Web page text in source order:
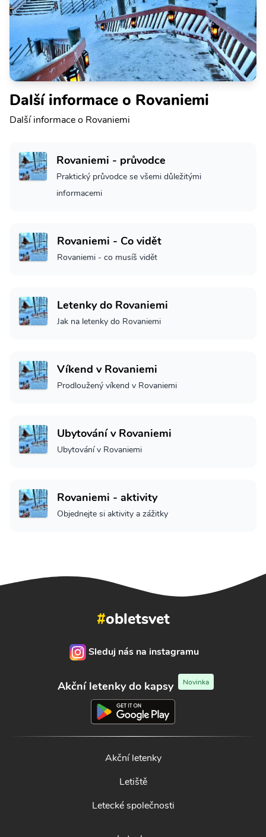
Další informace o Rovaniemi
Další informace o Rovaniemi
Rovaniemi - průvodce
Praktický průvodce se všemi důležitými
informacemi
Rovaniemi - Co vidět
Rovaniemi - co musíš vidět
Letenky do Rovaniemi
Jak na letenky do Rovaniemi
Víkend v Rovaniemi
Prodloužený víkend v Rovaniemi
Ubytování v Rovaniemi
Ubytování v Rovaniemi
Rovaniemi - aktivity
Objednejte si aktivity a zážitky
#obletsvet
Sleduj nás na instagramu
Akční letenky do kapsy Novinka
Akční letenky
Letiště
Letecké společnosti